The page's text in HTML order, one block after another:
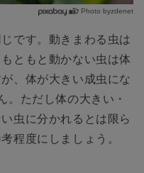
Photo byzdenet
です。動きまわる虫は
ともと動かない虫は体
、体が大きい成虫にな
。ただし体の大きい・
虫に分かれるとは限ら
程度にしましょう。